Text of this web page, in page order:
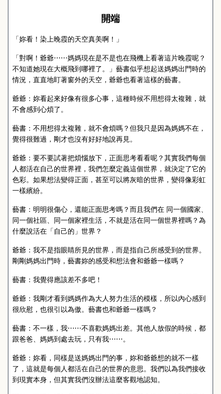
開端
「妳看！染上晚霞的天空真美啊！」
「對啊！爺爺⋯⋯媽媽現在是不是也在飛機上看著這片晚霞呢？
不知道她現在大概飛到哪裡了。」藝書似乎想起送媽媽出門時的
情況，直直地盯著窗外的天空，爺爺也看著這樣的藝書。
爺爺：妳看起來好像有很多心事，這種時候不用想得太複雜，就
不會感到心煩了。
藝書：不用想得太複雜，就不會煩嗎？但我只是因為媽媽不在，
覺得很難過，剛才也沒有好好地說再見。
爺爺：要不要試著把煩惱放下，正面思考看看呢？其實我們每個
人都活在自己的世界裡，我們怎麼定義這個世界，就決定了它的
色彩。如果想法變得正面，甚至可以將灰暗的世界，變得像彩虹
一樣繽紛。
藝書：明明很傷心，還能正面思考嗎？而且我們在 同一個國家、
同一個社區、同一個家裡生活，不就是活在同一個世界裡嗎？為
什麼說活在「自己的」世界？
爺爺：我不是指眼睛所見的世界，而是指自己所感受到的世界。
剛剛媽媽出門時，藝書妳的感受和想法會和爺爺一樣嗎？
藝書：我覺得應該差不多吧！
爺爺：我剛才看到媽媽作為大人努力生活的模樣，所以內心感到
很欣慰，也很引以為傲。藝書也和爺爺一樣嗎？
藝書：不一樣，我⋯⋯不喜歡媽媽出差。其他人放假的時候，都
跟爸爸、媽媽到處去玩，只有我⋯⋯。
爺爺：妳看，同樣是送媽媽出門的事，妳和爺爺想的就不一樣
了，這就是每個人都活在自己的世界的意思。我們以為我們接收
到現實本身，但其實我們沒辦法這麼客觀地認知。